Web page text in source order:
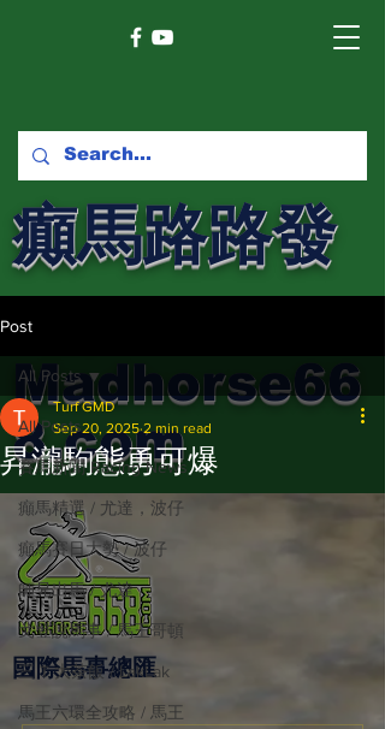
癲馬路路發
馬網
Madhorse66
8.com
國際​馬事總匯
Post
All Posts
賽馬新聞 Racing News
癲馬精選 / 尤達，波仔
癲馬賽日大勢 / 波仔
師兄出馬 / 尤達
戈登說馬事 / 馬王哥頓
三 T 大茶飯 / LakLak
馬王六環全攻略 / 馬王
All Posts
昇瀧駒態勇可爆
Turf GMD
Sep 20, 2025 2 min read